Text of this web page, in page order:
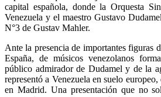
capital española, donde la Orquesta
Venezuela y el maestro Gustavo
N°3 de Gustav Mahler.
Ante la presencia de importantes figuras
España, de músicos venezolanos
público admirador de Dudamel y de la
representó a Venezuela en suelo
en Madrid. Una presentación que no